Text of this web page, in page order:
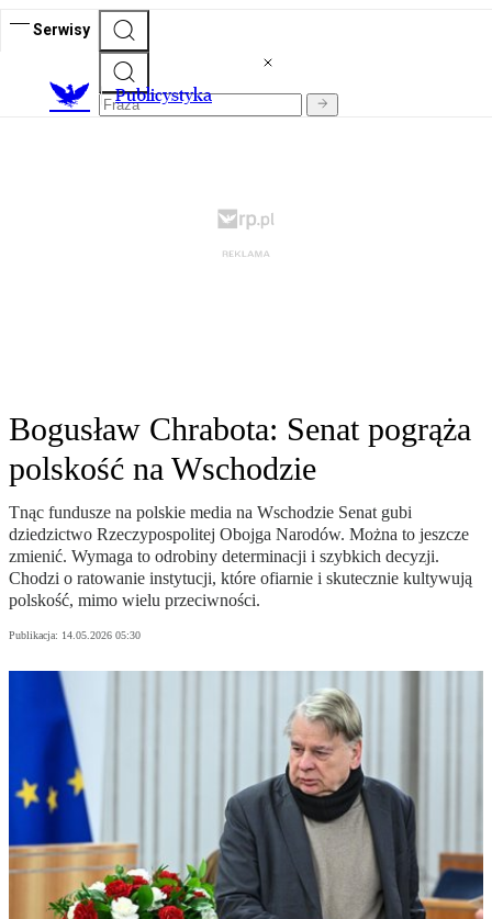
Serwisy
Publicystyka
Bogusław Chrabota: Senat pogrąża
polskość na Wschodzie
Tnąc fundusze na polskie media na Wschodzie Senat gubi
dziedzictwo Rzeczypospolitej Obojga Narodów. Można to jeszcze
zmienić. Wymaga to odrobiny determinacji i szybkich decyzji.
Chodzi o ratowanie instytucji, które ofiarnie i skutecznie kultywują
polskość, mimo wielu przeciwności.
Publikacja: 14.05.2026 05:30